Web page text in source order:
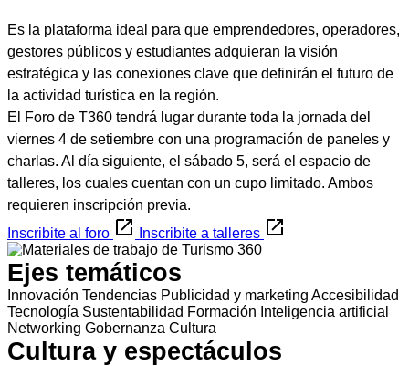
Es la plataforma ideal para que emprendedores, operadores,
gestores públicos y estudiantes adquieran la visión
estratégica y las conexiones clave que definirán el futuro de
la actividad turística en la región.
El Foro de T360 tendrá lugar durante toda la jornada del
viernes 4 de setiembre con una programación de paneles y
charlas. Al día siguiente, el sábado 5, será el espacio de
talleres, los cuales cuentan con un cupo limitado. Ambos
requieren inscripción previa.
Inscribite al foro
Inscribite a talleres
Ejes temáticos
Innovación Tendencias Publicidad y marketing Accesibilidad
Tecnología Sustentabilidad Formación Inteligencia artificial
Networking Gobernanza Cultura
Cultura y espectáculos